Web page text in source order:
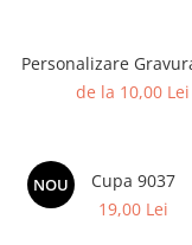
Cupe
Cupe economice
Cupe standard
Personalizare
de la 10,00 Lei
NOU
Cupa 9037
19,00 Lei